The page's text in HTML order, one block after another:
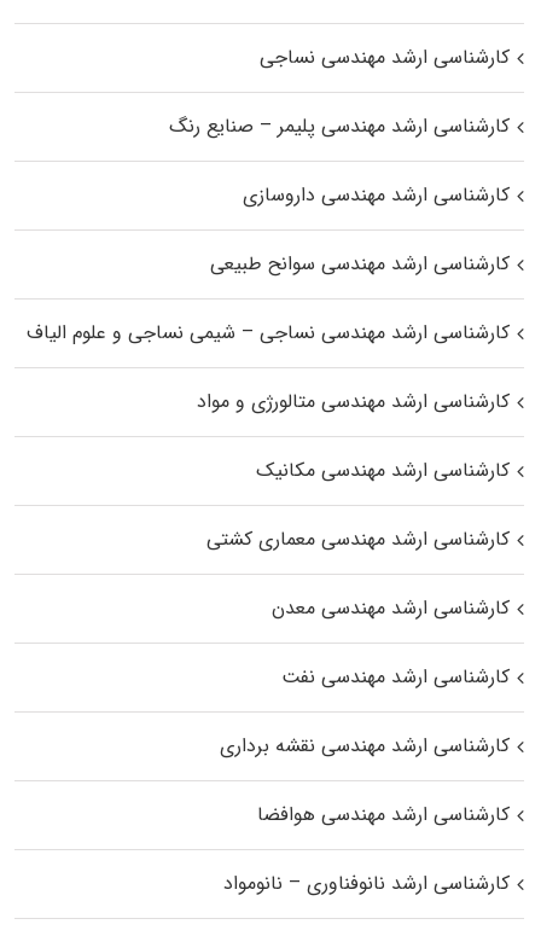
کارشناسی ارشد مهندسی نساجی
کارشناسی ارشد مهندسی پلیمر – صنایع رنگ
کارشناسی ارشد مهندسی داروسازی
کارشناسی ارشد مهندسی سوانح طبیعی
کارشناسی ارشد مهندسی نساجی – شیمی نساجی و علوم الیاف
کارشناسی ارشد مهندسی متالورژی و مواد
کارشناسی ارشد مهندسی مکانیک
کارشناسی ارشد مهندسی معماری کشتی
کارشناسی ارشد مهندسی معدن
کارشناسی ارشد مهندسی نفت
کارشناسی ارشد مهندسی نقشه برداری
کارشناسی ارشد مهندسی هوافضا
کارشناسی ارشد نانوفناوری – نانومواد